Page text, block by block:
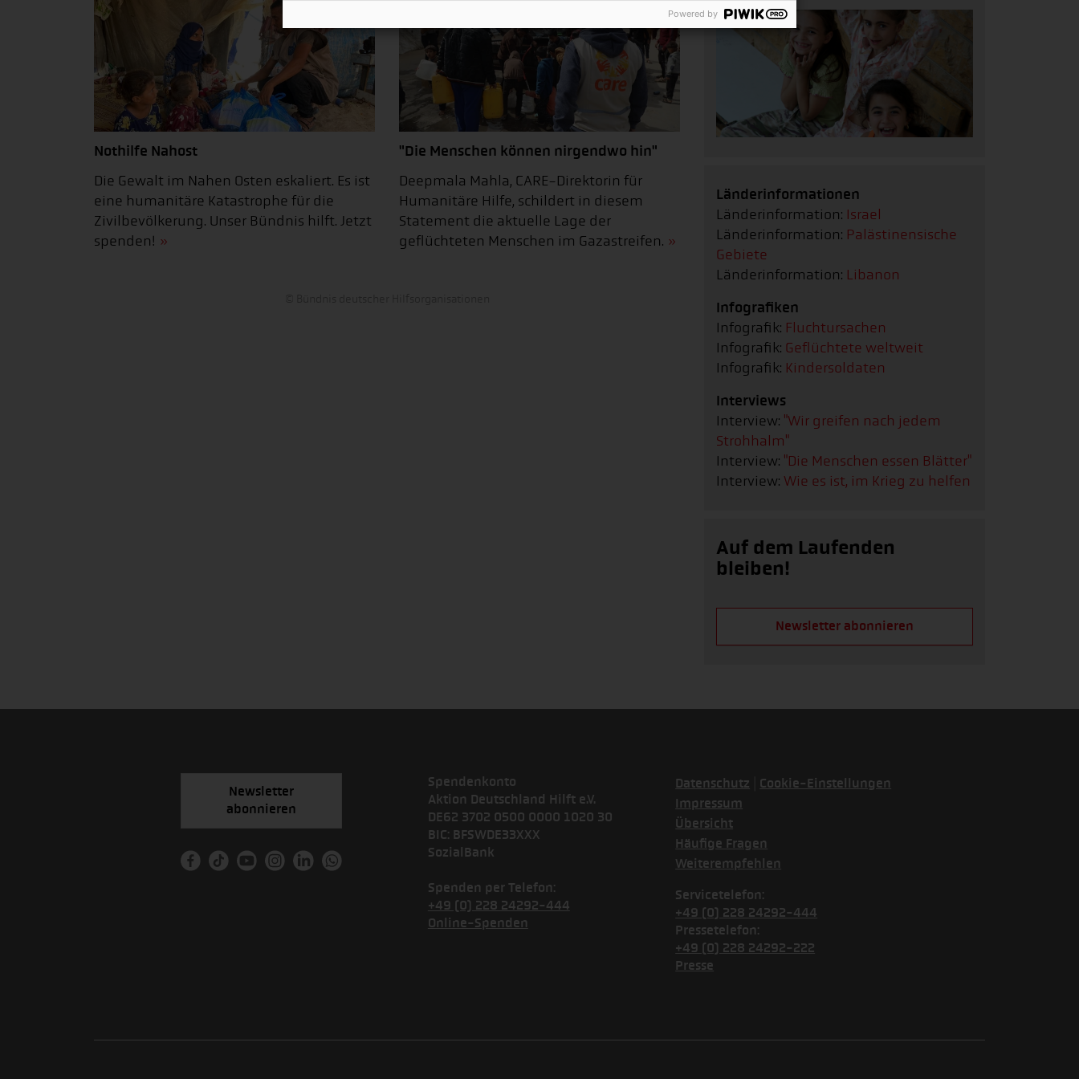
Nothilfe Nahost
Die Gewalt im Nahen Osten eskaliert. Es ist
eine humanitäre Katastrophe für die
Zivilbevölkerung. Unser Bündnis hilft. Jetzt
spenden!
"Die Menschen können nirgendwo hin"
Deepmala Mahla, CARE-Direktorin für
Humanitäre Hilfe, schildert in diesem
Statement die aktuelle Lage der
geflüchteten Menschen im Gazastreifen.
Länderinformationen
Länderinformation: Israel
Länderinformation: Palästinensische
Gebiete
Länderinformation: Libanon
Infografiken
Infografik: Fluchtursachen
Infografik: Geflüchtete weltweit
Infografik: Kindersoldaten
Interviews
Interview: "Wir greifen nach jedem
Strohhalm"
Interview: "Die Menschen essen Blätter"
Interview: Wie es ist, im Krieg zu helfen
Auf dem Laufenden
bleiben!
Newsletter abonnieren
Newsletter
abonnieren
Spendenkonto
Aktion Deutschland Hilft e.V.
DE62 3702 0500 0000 1020 30
BIC: BFSWDE33XXX
SozialBank
Spenden per Telefon:
+49 (0) 228 24292-444
Online-Spenden
Datenschutz
Cookie-Einstellungen
Impressum
Übersicht
Häufige Fragen
Weiterempfehlen
Servicetelefon:
+49 (0) 228 24292-444
Pressetelefon:
+49 (0) 228 24292-222
Presse
Powered by